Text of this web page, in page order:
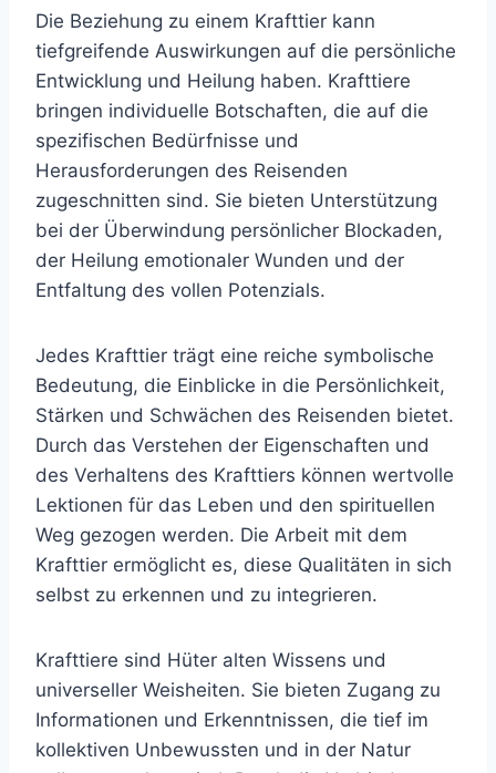
Die Beziehung zu einem Krafttier kann
tiefgreifende Auswirkungen auf die persönliche
Entwicklung und Heilung haben. Krafttiere
bringen individuelle Botschaften, die auf die
spezifischen Bedürfnisse und
Herausforderungen des Reisenden
zugeschnitten sind. Sie bieten Unterstützung
bei der Überwindung persönlicher Blockaden,
der Heilung emotionaler Wunden und der
Entfaltung des vollen Potenzials.
Jedes Krafttier trägt eine reiche symbolische
Bedeutung, die Einblicke in die Persönlichkeit,
Stärken und Schwächen des Reisenden bietet.
Durch das Verstehen der Eigenschaften und
des Verhaltens des Krafttiers können wertvolle
Lektionen für das Leben und den spirituellen
Weg gezogen werden. Die Arbeit mit dem
Krafttier ermöglicht es, diese Qualitäten in sich
selbst zu erkennen und zu integrieren.
Krafttiere sind Hüter alten Wissens und
universeller Weisheiten. Sie bieten Zugang zu
Informationen und Erkenntnissen, die tief im
kollektiven Unbewussten und in der Natur